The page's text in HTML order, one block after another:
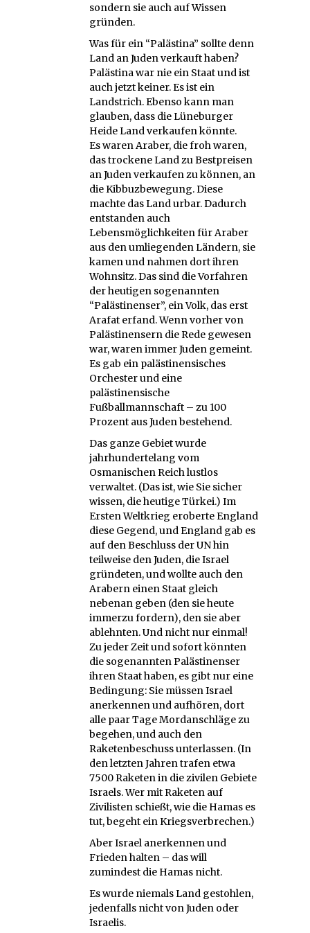
sondern sie auch auf Wissen
gründen.
Was für ein “Palästina” sollte denn
Land an Juden verkauft haben?
Palästina war nie ein Staat und ist
auch jetzt keiner. Es ist ein
Landstrich. Ebenso kann man
glauben, dass die Lüneburger
Heide Land verkaufen könnte.
Es waren Araber, die froh waren,
das trockene Land zu Bestpreisen
an Juden verkaufen zu können, an
die Kibbuzbewegung. Diese
machte das Land urbar. Dadurch
entstanden auch
Lebensmöglichkeiten für Araber
aus den umliegenden Ländern, sie
kamen und nahmen dort ihren
Wohnsitz. Das sind die Vorfahren
der heutigen sogenannten
“Palästinenser”, ein Volk, das erst
Arafat erfand. Wenn vorher von
Palästinensern die Rede gewesen
war, waren immer Juden gemeint.
Es gab ein palästinensisches
Orchester und eine
palästinensische
Fußballmannschaft – zu 100
Prozent aus Juden bestehend.
Das ganze Gebiet wurde
jahrhundertelang vom
Osmanischen Reich lustlos
verwaltet. (Das ist, wie Sie sicher
wissen, die heutige Türkei.) Im
Ersten Weltkrieg eroberte England
diese Gegend, und England gab es
auf den Beschluss der UN hin
teilweise den Juden, die Israel
gründeten, und wollte auch den
Arabern einen Staat gleich
nebenan geben (den sie heute
immerzu fordern), den sie aber
ablehnten. Und nicht nur einmal!
Zu jeder Zeit und sofort könnten
die sogenannten Palästinenser
ihren Staat haben, es gibt nur eine
Bedingung: Sie müssen Israel
anerkennen und aufhören, dort
alle paar Tage Mordanschläge zu
begehen, und auch den
Raketenbeschuss unterlassen. (In
den letzten Jahren trafen etwa
7500 Raketen in die zivilen Gebiete
Israels. Wer mit Raketen auf
Zivilisten schießt, wie die Hamas es
tut, begeht ein Kriegsverbrechen.)
Aber Israel anerkennen und
Frieden halten – das will
zumindest die Hamas nicht.
Es wurde niemals Land gestohlen,
jedenfalls nicht von Juden oder
Israelis.